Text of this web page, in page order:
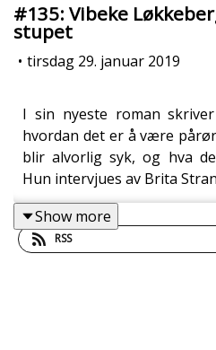
#135: Vibeke
stupet
• tirsdag 29. januar 2019
I sin nyeste roman
hvordan det er å være
blir alvorlig syk, og hva
Hun intervjues av Brita
Show more
RSS